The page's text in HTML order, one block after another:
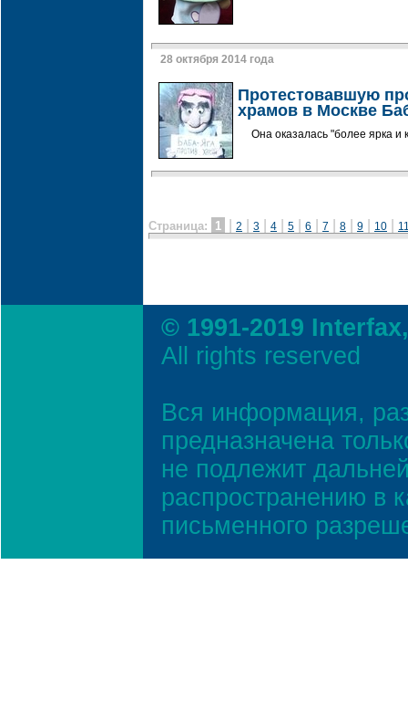
28 октября 2014 года
Протестовавшую
храмов в Москве
Она оказалась "более ярка и
Страница: 1 2 3 4 5 6 7 8 9 10
© 1991-2019
All rights reserved
Вся информация,
предназначена
не подлежит
распространению в
письменного